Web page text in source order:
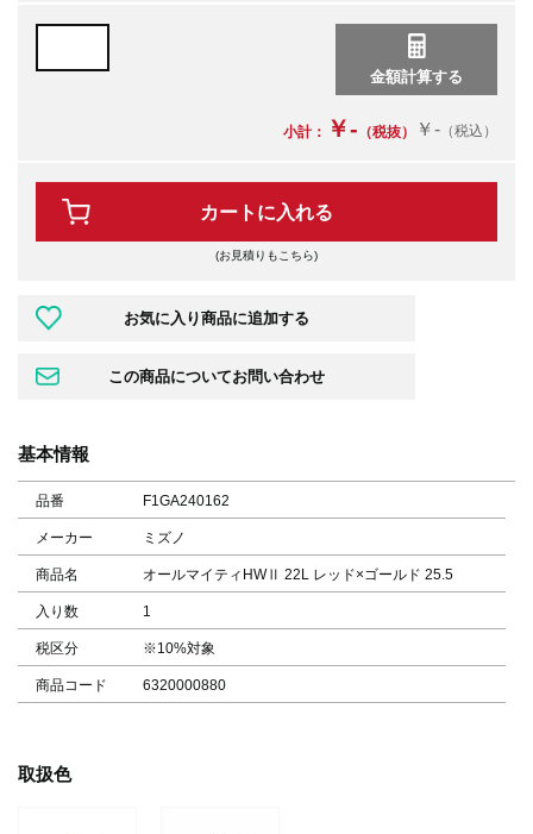
小計： ￥- （税抜） ￥- （税込）
カートに入れる
(お見積りもこちら)
基本情報
品番 F1GA240162
メーカー ミズノ
商品名 オールマイティHWⅡ 22L レッド×ゴールド 25.5
入り数 1
税区分 ※10%対象
商品コード 6320000880
取扱色